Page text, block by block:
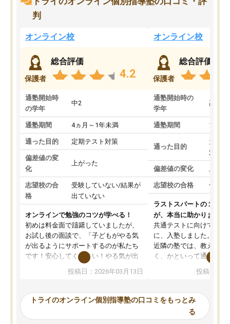
判
オンライン校
保護者
総合評価
4.2
通塾開始時
の学年
中2
通塾期間 4ヵ月～1年未満
通った目的 定期テスト対策
偏差値の変
化
上がった
志望校の合
格
受験していない/結果が
出ていない
オンラインで勉強のコツが学べる！
初めは料金面で躊躇していましたが、
お試し後の面談で、「子どもがやる気
が出るようにサポートするのが私たち
です！安心してください！やる気が出
ないのは私たち講師の責任です」と言
ってくださり、確かに！と考えて、思
ったんですが、学生の先生から学ぶこ
み、徐々に成績が上がったらいいなと
投稿日：2026年03月13日
オンライン校
保護者
総合評価
通塾開始時の
学年
高3
通塾期間 1～3
通った目的
大学
対策
偏差値の変化
志望校の合格 合格
ラストスパートの１か月
が、本当に助かりました
共通テストに向けての追
に、入塾しました。田舎
近隣の塾では、教えても
く、かといって通うには
可能なので本当に助か
らないところをピンポイ
頂いて、とてもわかり
していました。一生を
投稿日：
トライのオンライン個別指導塾の口コミをもっとみ
る